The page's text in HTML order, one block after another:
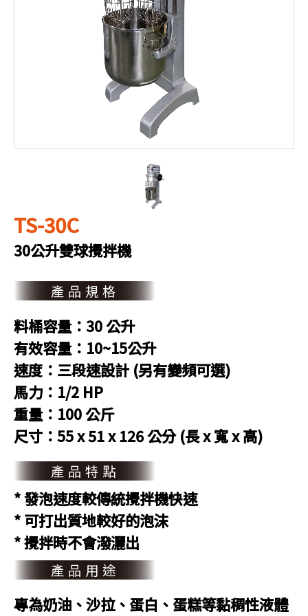
TS-30C
30公升雙球攪拌機
產品規格
料桶容量：30 公升
有效容量：10~15公升
速度：三段速設計 (另有變頻可選)
馬力：1/2 HP
重量：100 公斤
尺寸：55 x 51 x 126 公分 (長 x 寬 x 高)
產品特點
* 發泡速度較傳統攪拌機快速
* 可打出質地較好的泡沫
* 攪拌時不會潑灑出
產品用途
專為奶油、沙拉、蛋白、蛋糕等黏稠性液體